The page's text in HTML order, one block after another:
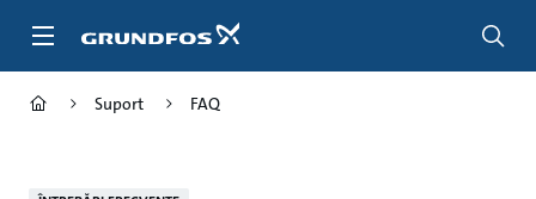
Suport FAQ